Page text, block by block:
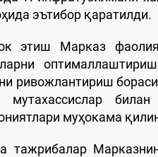
эътибор қаратилди.
этиш Марказ
ривожлантириш
мутахассислар
муҳокама
тажрибалар